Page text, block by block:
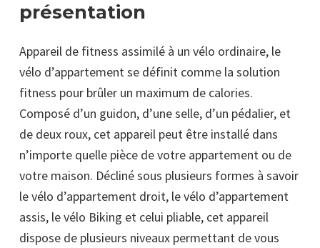
présentation
Appareil de fitness assimilé à un vélo ordinaire, le
vélo d’appartement se définit comme la solution
fitness pour brûler un maximum de calories.
Composé d’un guidon, d’une selle, d’un pédalier, et
de deux roux, cet appareil peut être installé dans
n’importe quelle pièce de votre appartement ou de
votre maison. Décliné sous plusieurs formes à savoir
le vélo d’appartement droit, le vélo d’appartement
assis, le vélo Biking et celui pliable, cet appareil
dispose de plusieurs niveaux permettant de vous